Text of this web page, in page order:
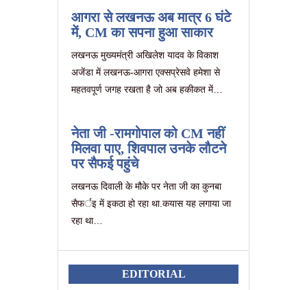
आगरा से लखनऊ अब मात्र 6 घंटे
में, CM का सपना हुआ साकार
लखनऊ मुख्यमंत्री अखिलेश यादव के विकाश
अजेंडा में लखनऊ-आगरा एक्सप्रेसवे हमेशा से
महतवपूर्ण जगह रखता है जो अब हकीकत में…
नेता जी -रामगोपाल को CM नहीं
मिलवा पाए, शि‍वपाल उनके लौटने
पर सैफई पहुंचे
लखनऊ दिवाली के मौके पर नेता जी का कुनबा
सैफर्इ में इकठा हो रहा था.कयास यह लगाया जा
रहा था…
EDITORIAL